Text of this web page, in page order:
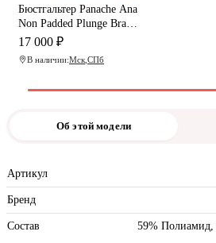
Бюстгальтер Panache Ana
Non Padded Plunge Bra
(Pink)
17 000 ₽
В наличии:Мск СПб
Об этой модели
Артикул
Бренд
Состав
59% Полиамид,